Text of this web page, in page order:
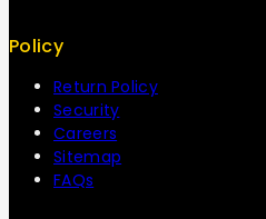
Policy
Return Policy
Security
Careers
Sitemap
FAQs